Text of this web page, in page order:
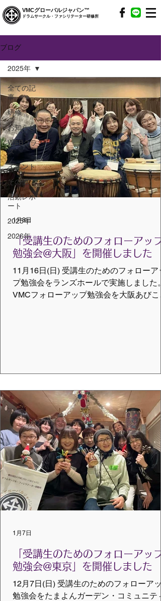
VMCグローバルジャパン™
ドラムサークル・ファシリテーター研修所
ブログ
全ての記
事
研修
お知らせ
WEBクラ
ス
イベント
その他
活動レポ
ート
2025年
2026年
2025年
「受講生のためのフォローアップ
勉強会@大阪」を開催しました
11月16日(日) 受講生のためのフォローア
プ勉強会をランズホールで実施しました。
VMCフォローアップ勉強会を大阪あびこ
VMCの研修で聞けなかったこと こちらで
手に決めたテーマに、ベテランから初心者
のファシリテーターまで真剣に取り組んで
いただきました。 10名という少人数でし
が内容の濃い時間でした。 なかなか個人
なことは聞きづらいものですが、思い切っ
て告白すると、「なんだ！そうなんだ！」
とか「そうすればいいのか」などぶっちゃ
け話は大切だと実感しました。そのような
場を設けてくれたトムトム、参加してくれ
た仲間に支えられて開催できたことを嬉し
回り大きくなったかな？ 記：豊 雅子（企
運営／海外講師招聘部） ※ ©VMCグローバ
ルジ
1月8日
「受講生のためのフォローアップ
勉強会@東京」を開催しました
12月7日(日) 受講生のためのフォローアッ
勉強会をたまよんガーデン・コミュニティ
1月7日